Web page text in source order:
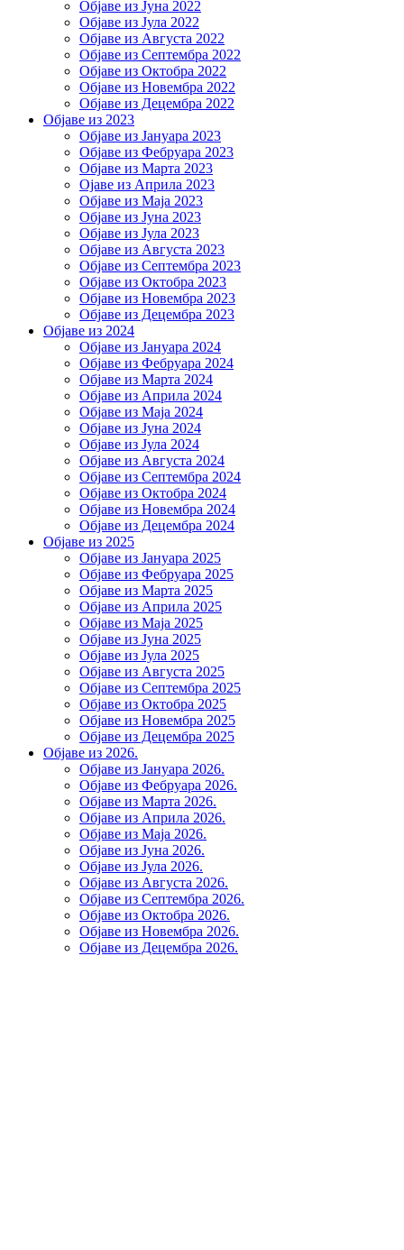
Објаве из Јуна 2022
Објаве из Јула 2022
Објаве из Августа 2022
Објаве из Септембра 2022
Објаве из Октобра 2022
Објаве из Новембра 2022
Објаве из Децембра 2022
Објаве из 2023
Објаве из Јануара 2023
Објаве из Фебруара 2023
Објаве из Марта 2023
Ојаве из Априла 2023
Објаве из Маја 2023
Објаве из Јуна 2023
Објаве из Јула 2023
Објаве из Августа 2023
Објаве из Септембра 2023
Објаве из Октобра 2023
Објаве из Новембра 2023
Објаве из Децембра 2023
Објаве из 2024
Објаве из Јануара 2024
Објаве из Фебруара 2024
Објаве из Марта 2024
Објаве из Априла 2024
Објаве из Маја 2024
Објаве из Јуна 2024
Објаве из Јула 2024
Објаве из Августа 2024
Објаве из Септембра 2024
Објаве из Октобра 2024
Објаве из Новембра 2024
Објаве из Децембра 2024
Објаве из 2025
Објаве из Јануара 2025
Објаве из Фебруара 2025
Објаве из Марта 2025
Објаве из Априла 2025
Објаве из Маја 2025
Објаве из Јуна 2025
Објаве из Јула 2025
Објаве из Августа 2025
Објаве из Септембра 2025
Објаве из Октобра 2025
Објаве из Новембра 2025
Објаве из Децембра 2025
Објаве из 2026.
Објаве из Јануара 2026.
Објаве из Фебруара 2026.
Објаве из Марта 2026.
Објаве из Априла 2026.
Објаве из Маја 2026.
Објаве из Јуна 2026.
Објаве из Јула 2026.
Објаве из Августа 2026.
Објаве из Септембра 2026.
Објаве из Октобра 2026.
Објаве из Новембра 2026.
Објаве из Децембра 2026.